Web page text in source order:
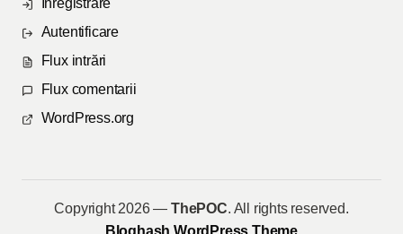
Înregistrare
Autentificare
Flux intrări
Flux comentarii
WordPress.org
Copyright 2026 —ThePOC. All rights reserved.
Bloghash WordPress Theme